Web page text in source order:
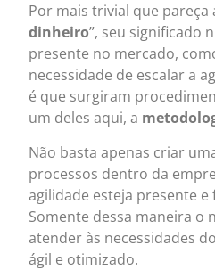
Por mais trivial que pareça
dinheiro”, seu significado
presente no mercado,
necessidade de escalar a
é que surgiram
um deles aqui, a
Não basta apenas criar
processos dentro da
agilidade esteja presente e
Somente dessa maneira o
atender às necessidades
ágil e otimizado.